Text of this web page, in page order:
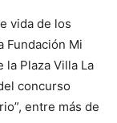
vida de los
Fundación Mi
la Plaza Villa La
concurso
entre más de